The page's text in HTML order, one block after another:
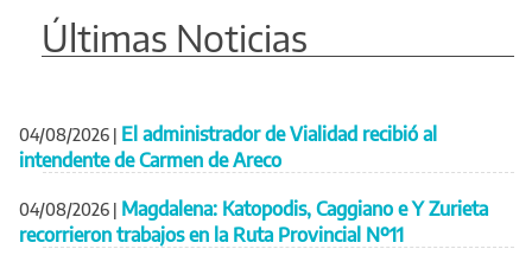
Últimas Noticias
04/08/2026 | El administrador de Vialidad recibió al
intendente de Carmen de Areco
04/08/2026 | Magdalena: Katopodis, Caggiano e Y Zurieta
recorrieron trabajos en la Ruta Provincial Nº11